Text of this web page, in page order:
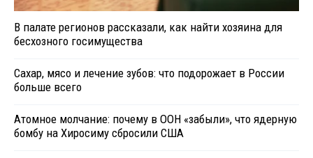
В палате регионов рассказали, как найти хозяина для
бесхозного госимущества
Сахар, мясо и лечение зубов: что подорожает в России
больше всего
Атомное молчание: почему в ООН «забыли», что ядерную
бомбу на Хиросиму сбросили США